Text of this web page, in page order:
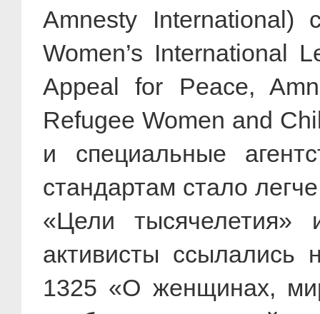
Amnesty International)
Women’s International
Appeal for Peace,
Refugee Women and
и специальные
стандартам стало
«Цели тысячелетия»
активисты
1325 «О женщинах,